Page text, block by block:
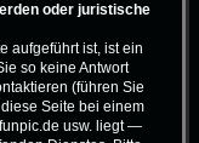
oder juristische
aufgeführt ist, ist ein
so keine Antwort
(führen Sie
Seite bei einem
usw. liegt —